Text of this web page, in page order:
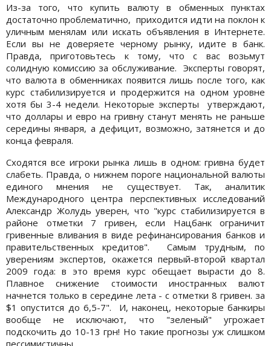
Из-за того, что купить валюту в обменных пунктах
достаточно проблематично, приходится идти на поклон к
уличным менялам или искать объявления в Интернете.
Если вы не доверяете черному рынку, идите в банк.
Правда, приготовьтесь к тому, что с вас возьмут
солидную комиссию за обслуживание. Эксперты говорят,
что валюта в обменниках появится лишь после того, как
курс стабилизируется и продержится на одном уровне
хотя бы 3-4 недели. Некоторые эксперты утверждают,
что доллары и евро на гривну станут менять не раньше
середины января, а дефицит, возможно, затянется и до
конца февраля.
Сходятся все игроки рынка лишь в одном: гривна будет
слабеть. Правда, о нижнем пороге национальной валюты
единого мнения не существует. Так, аналитик
Международного центра перспективных исследований
Александр Жолудь уверен, что "курс стабилизируется в
районе отметки 7 гривен, если Нацбанк ограничит
гривенные вливания в виде рефинансирования банков и
правительственных кредитов". Самым трудным, по
уверениям экспертов, окажется первый-второй квартал
2009 года: в это время курс обещает вырасти до 8.
Плавное снижение стоимости иностранных валют
начнется только в середине лета - с отметки 8 гривен. за
$1 опустится до 6,5-7". И, наконец, некоторые банкиры
вообще не исключают, что "зеленый" угрожает
подскочить до 10-13 грн! Но такие прогнозы уж слишком
пессимистичны...